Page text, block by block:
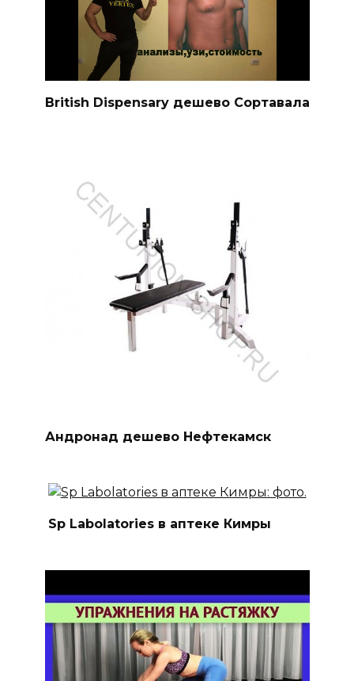
British Dispensary дешево Сортавала
Андронад дешево Нефтекамск
Sp Labolatories в аптеке Кимры